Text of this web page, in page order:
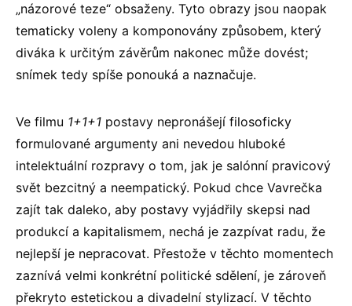
„názorové teze“ obsaženy. Tyto obrazy jsou naopak
tematicky voleny a komponovány způsobem, který
diváka k určitým závěrům nakonec může dovést;
snímek tedy spíše ponouká a naznačuje.
Ve filmu 1+1+1 postavy nepronášejí filosoficky
formulované argumenty ani nevedou hluboké
intelektuální rozpravy o tom, jak je salónní pravicový
svět bezcitný a neempatický. Pokud chce Vavrečka
zajít tak daleko, aby postavy vyjádřily skepsi nad
produkcí a kapitalismem, nechá je zazpívat radu, že
nejlepší je nepracovat. Přestože v těchto momentech
zaznívá velmi konkrétní politické sdělení, je zároveň
překryto estetickou a divadelní stylizací. V těchto